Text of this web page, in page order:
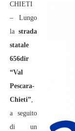
CHIETI
– Lungo
la strada
statale
656dir
“Val
Pescara-
Chieti”,
a seguito
di un